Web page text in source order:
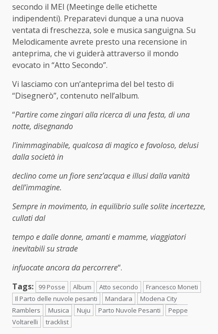
secondo il MEI (Meetinge delle etichette
indipendenti). Preparatevi dunque a una nuova
ventata di freschezza, sole e musica sanguigna. Su
Melodicamente avrete presto una recensione in
anteprima, che vi guiderà attraverso il mondo
evocato in “Atto Secondo”.
Vi lasciamo con un’anteprima del bel testo di
“Disegnerò”, contenuto nell’album.
“Partire come zingari alla ricerca di una festa, di una
notte, disegnando
l’inimmaginabile, qualcosa di magico e favoloso, delusi
dalla società in
declino come un fiore senz’acqua e illusi dalla vanità
dell’immagine.
Sempre in movimento, in equilibrio sulle solite incertezze,
cullati dal
tempo e dalle donne, amanti e mamme, viaggiatori
inevitabili su strade
infuocate ancora da percorrere“.
Tags:
99 Posse Album Atto secondo
Francesco Moneti
Il Parto delle nuvole pesanti
Mandara
Modena City
Ramblers
Musica Nuju Parto Nuvole Pesanti
Peppe
Voltarelli
tracklist